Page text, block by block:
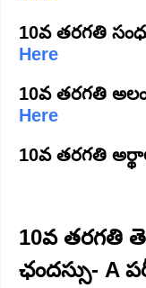
10వ తరగతి
Here
10వ తరగతి
Here
10వ తరగతి
10వ తరగతి
ఛందస్సు- A